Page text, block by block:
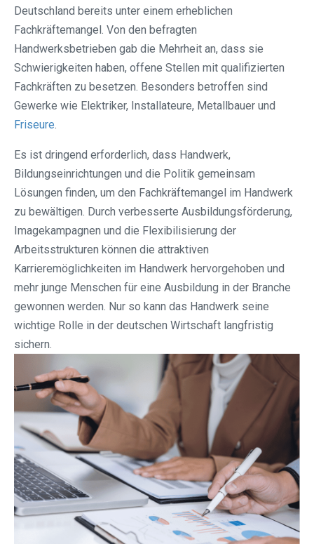
Deutschland bereits unter einem erheblichen
Fachkräftemangel. Von den befragten
Handwerksbetrieben gab die Mehrheit an, dass sie
Schwierigkeiten haben, offene Stellen mit qualifizierten
Fachkräften zu besetzen. Besonders betroffen sind
Gewerke wie Elektriker, Installateure, Metallbauer und
Friseure.
Es ist dringend erforderlich, dass Handwerk,
Bildungseinrichtungen und die Politik gemeinsam
Lösungen finden, um den Fachkräftemangel im Handwerk
zu bewältigen. Durch verbesserte Ausbildungsförderung,
Imagekampagnen und die Flexibilisierung der
Arbeitsstrukturen können die attraktiven
Karrieremöglichkeiten im Handwerk hervorgehoben und
mehr junge Menschen für eine Ausbildung in der Branche
gewonnen werden. Nur so kann das Handwerk seine
wichtige Rolle in der deutschen Wirtschaft langfristig
sichern.